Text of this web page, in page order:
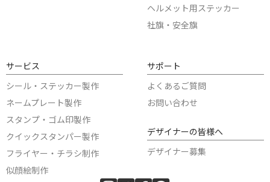
ヘルメット用ステッカー
社旗・安全旗
サービス
シール・ステッカー製作
ネームプレート製作
スタンプ・ゴム印製作
クイックスタンパー製作
フライヤー・チラシ制作
似顔絵制作
サポート
よくあるご質問
お問い合わせ
デザイナーの皆様へ
デザイナー募集